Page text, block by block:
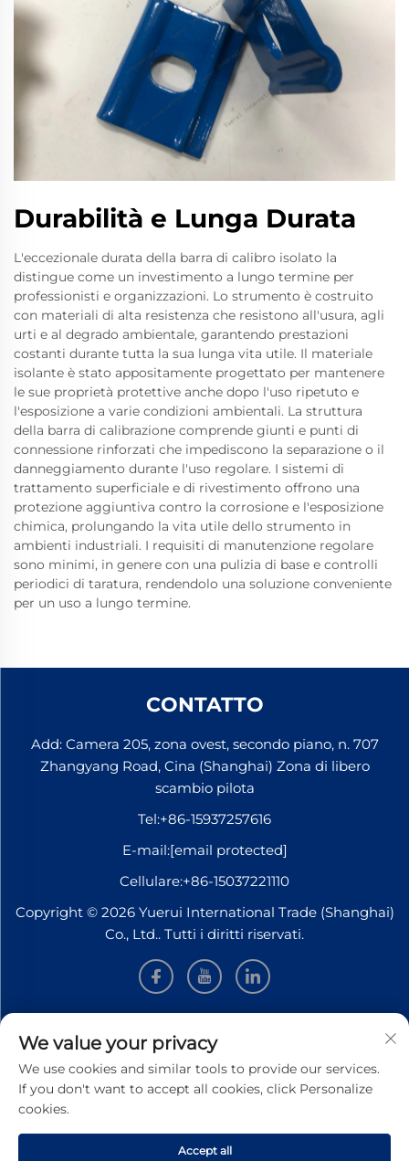
Durabilità e Lunga Durata
L'eccezionale durata della barra di calibro isolato la
distingue come un investimento a lungo termine per
professionisti e organizzazioni. Lo strumento è costruito
con materiali di alta resistenza che resistono all'usura, agli
urti e al degrado ambientale, garantendo prestazioni
costanti durante tutta la sua lunga vita utile. Il materiale
isolante è stato appositamente progettato per mantenere
le sue proprietà protettive anche dopo l'uso ripetuto e
l'esposizione a varie condizioni ambientali. La struttura
della barra di calibrazione comprende giunti e punti di
connessione rinforzati che impediscono la separazione o il
danneggiamento durante l'uso regolare. I sistemi di
trattamento superficiale e di rivestimento offrono una
protezione aggiuntiva contro la corrosione e l'esposizione
chimica, prolungando la vita utile dello strumento in
ambienti industriali. I requisiti di manutenzione regolare
sono minimi, in genere con una pulizia di base e controlli
periodici di taratura, rendendolo una soluzione conveniente
per un uso a lungo termine.
CONTATTO
Add: Camera 205, zona ovest, secondo piano, n. 707
Zhangyang Road, Cina (Shanghai) Zona di libero
scambio pilota
Tel:+86-15937257616
E-mail:[email protected]
Cellulare:+86-15037221110
Copyright © 2026 Yuerui International Trade (Shanghai)
Co., Ltd.. Tutti i diritti riservati.
INFORMAZIONI
Iscriviti per ricevere la nostra newsletter settimanale
We value your privacy
We use cookies and similar tools to provide our services.
If you don't want to accept all cookies, click Personalize
cookies.
Accept all